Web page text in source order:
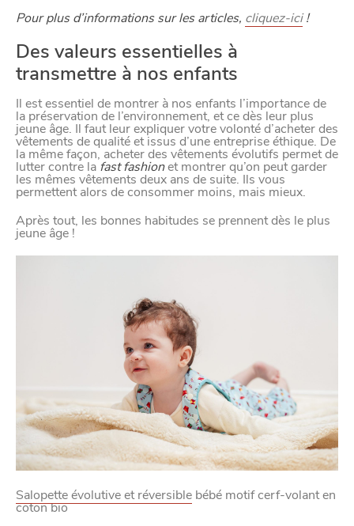
Pour plus d’informations sur les articles, cliquez-ici!
Des valeurs essentielles à
transmettre à nos enfants
Il est essentiel de montrer à nos enfants l’importance de
la préservation de l’environnement, et ce dès leur plus
jeune âge. Il faut leur expliquer votre volonté d’acheter des
vêtements de qualité et issus d’une entreprise éthique. De
la même façon, acheter des vêtements évolutifs permet de
lutter contre la fast fashionet montrer qu’on peut garder
les mêmes vêtements deux ans de suite. Ils vous
permettent alors de consommer moins, mais mieux.
Après tout, les bonnes habitudes se prennent dès le plus
jeune âge !
Salopette évolutive et réversible bébé motif cerf-volant en
coton bio
BONS PLANS ET ADRESSES
À LILLE ET SA RÉGION
DEPUIS 1973